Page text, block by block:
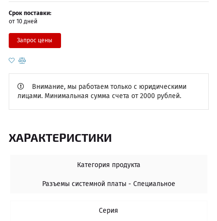
ХАРАКТЕРИСТИКИ
Категория продукта
Разъемы системной платы - Специальное
Серия
Срок поставки:
от 10 дней
Запрос цены
Внимание, мы работаем только с юридическими
лицами. Минимальная сумма счета от 2000 рублей.